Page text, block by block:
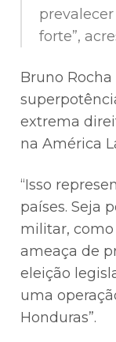
forte”,
Bruno
extrema
na América
“Isso
países. Seja
militar, como
ameaça de
eleição
uma
Honduras”.